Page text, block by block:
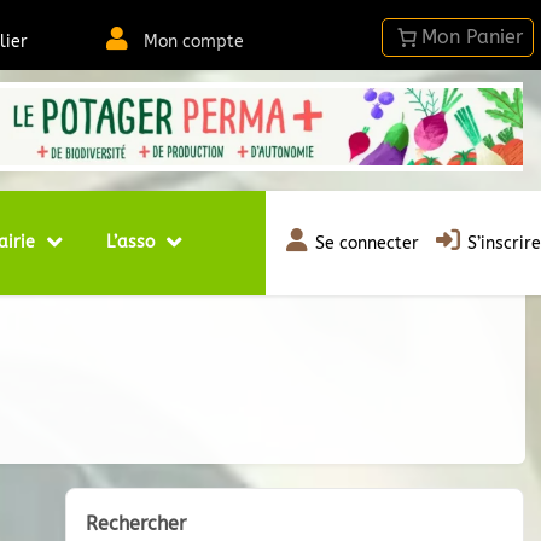
Mon compte
L’asso Se connecter S’inscrire
Rechercher